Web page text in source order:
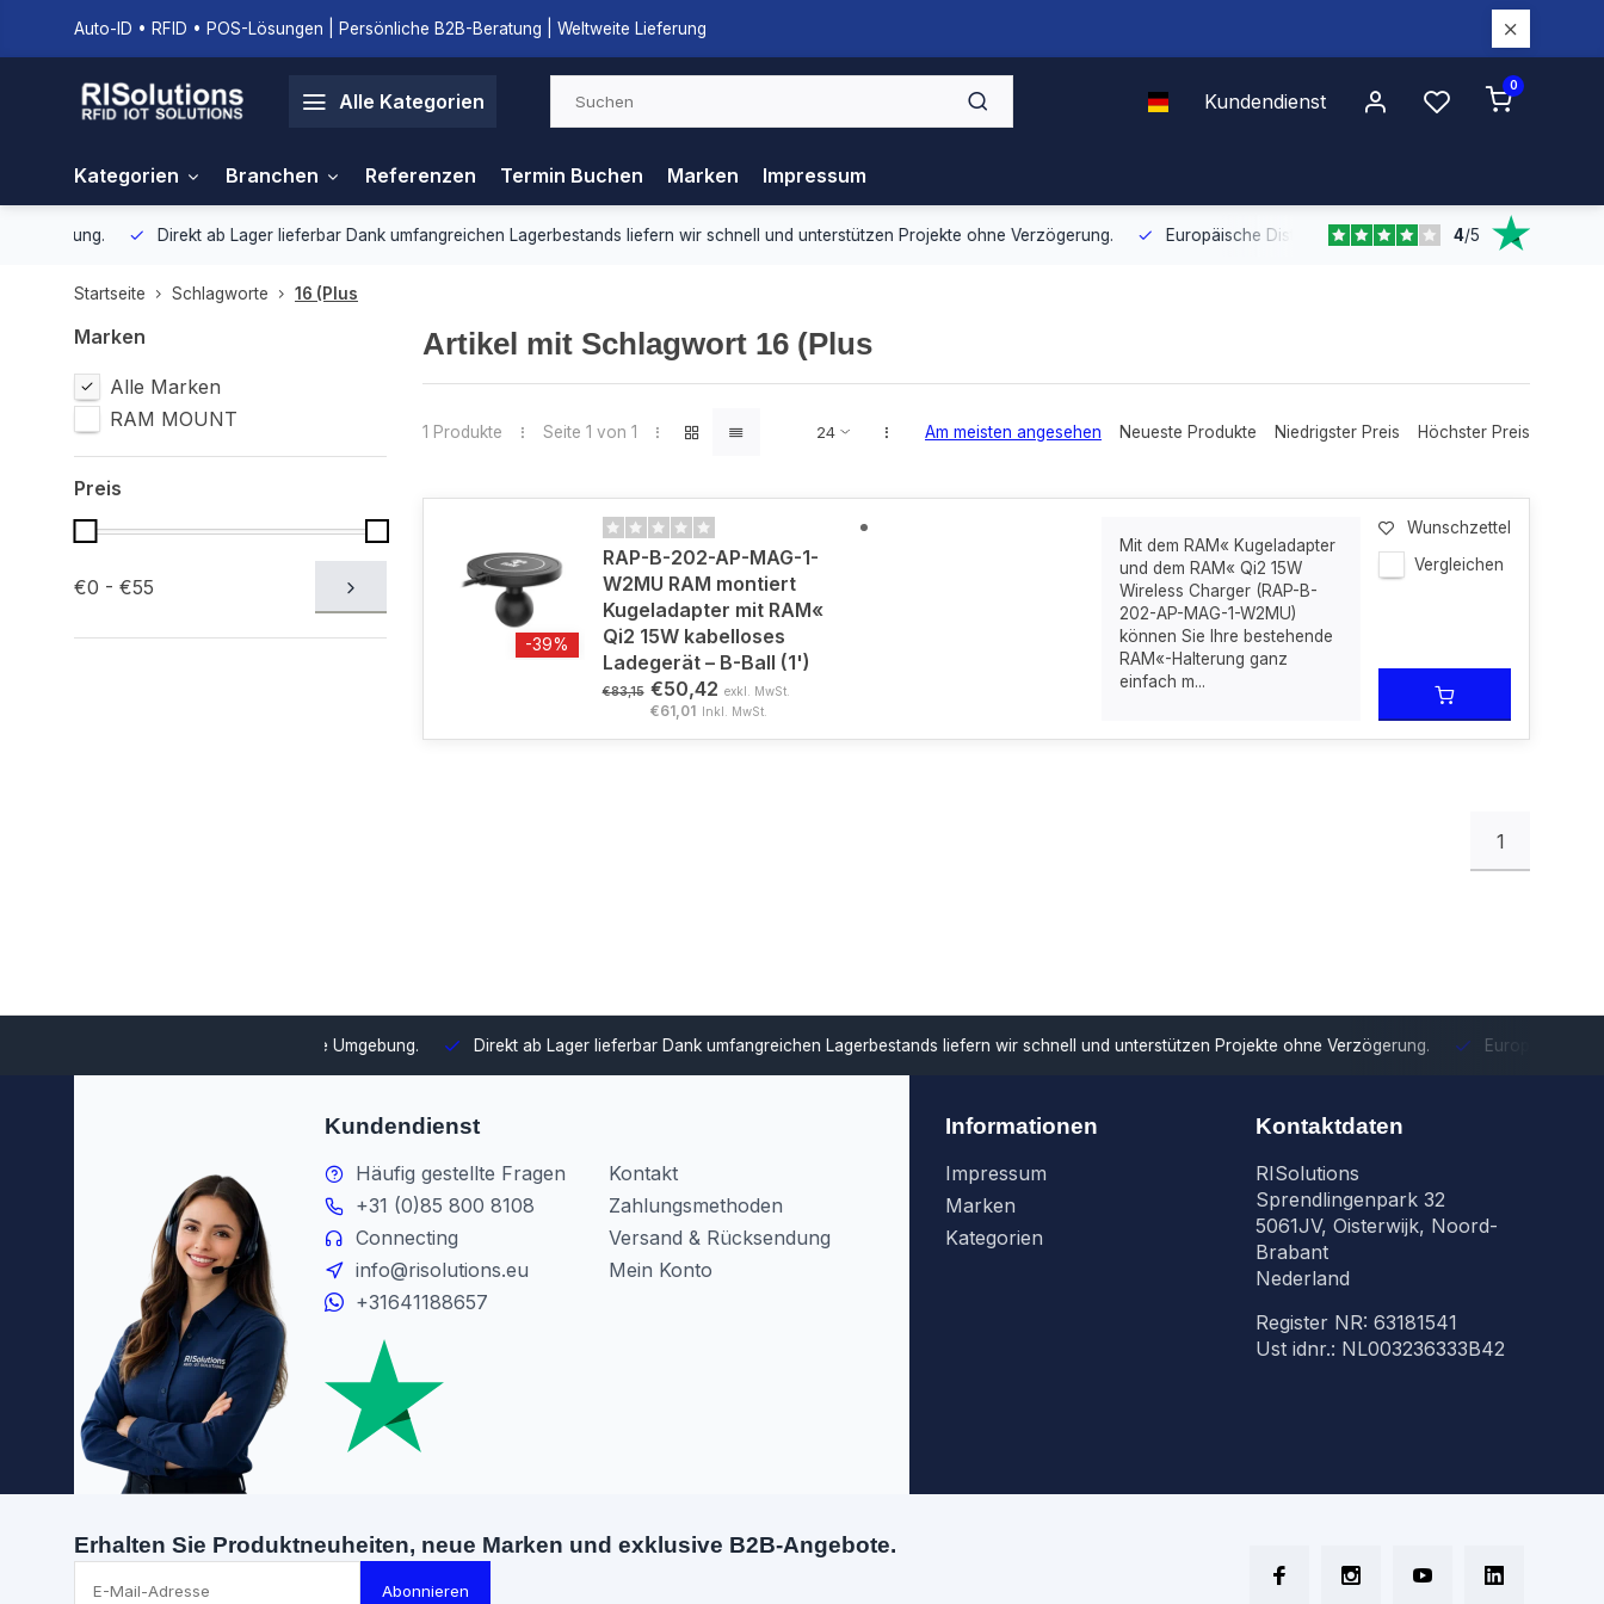
Auto-ID • RFID • POS-Lösungen | Persönliche B2B-Beratung | Weltweite Lieferung
Alle Kategorien Kundendienst
0
Kategorien Branchen Referenzen Termin Buchen Marken Impressum
Direkt ab Lager lieferbarDank umfangreichen Lagerbestands liefern wir schnell und unterstützen Projekte ohne Verzögerung. Europäische Distribution Mit unserer europaweiten Abdeckung
4/5
Startseite Schlagworte 16 (Plus
Marken
Alle Marken
RAM MOUNT
Preis
€0 - €55
Artikel mit Schlagwort 16 (Plus
1 Produkte Seite 1 von 1 Am meisten angesehen Neueste Produkte Niedrigster Preis Höchster Preis
-39%
RAP-B-202-AP-MAG-1-
W2MU RAM montiert
Kugeladapter mit RAM«
Qi2 15W kabelloses
Ladegerät – B-Ball (1')
€83,15 €50,42 exkl. MwSt.
€61,01 Inkl. MwSt.
Mit dem RAM« Kugeladapter
und dem RAM« Qi2 15W
Wireless Charger (RAP-B-
202-AP-MAG-1-W2MU)
können Sie Ihre bestehende
RAM«-Halterung ganz
einfach m...
Wunschzettel
Vergleichen
1
Direkt ab Lager lieferbar Dank umfangreichen Lagerbestands liefern wir schnell und unterstützen Projekte ohne Verzögerung. Europäische Distribution
Kundendienst
Häufig gestellte Fragen
+31 (0)85 800 8108
Connecting
info@risolutions.eu
+31641188657
Kontakt
Zahlungsmethoden
Versand & Rücksendung
Mein Konto
Informationen
Impressum
Marken
Kategorien
Kontaktdaten
RISolutions
Sprendlingenpark 32
5061JV, Oisterwijk, Noord-
Brabant
Nederland
Register NR: 63181541
Ust idnr.: NL003236333B42
Erhalten Sie Produktneuheiten, neue Marken und exklusive B2B-Angebote.
Abonnieren